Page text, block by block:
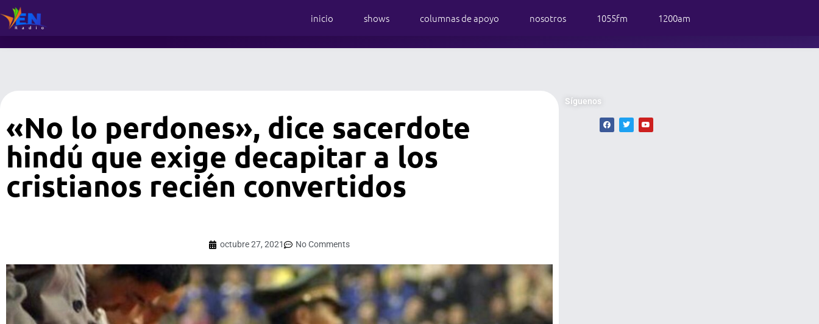
inicio shows columnas de apoyo nosotros 1055fm 1200am
«No lo perdones», dice sacerdote
hindú que exige decapitar a los
cristianos recién convertidos
octubre 27, 2021 No Comments
Síguenos